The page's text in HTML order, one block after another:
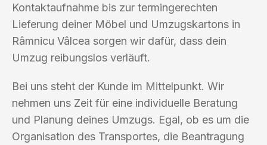
Kontaktaufnahme bis zur termingerechten
Lieferung deiner Möbel und Umzugskartons in
Râmnicu Vâlcea sorgen wir dafür, dass dein
Umzug reibungslos verläuft.
Bei uns steht der Kunde im Mittelpunkt. Wir
nehmen uns Zeit für eine individuelle Beratung
und Planung deines Umzugs. Egal, ob es um die
Organisation des Transportes, die Beantragung